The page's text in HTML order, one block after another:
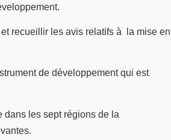
recueillir les avis relatifs à la mise en
de développement qui est
dans les sept régions de la